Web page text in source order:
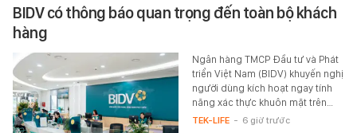
BIDV có thông báo quan trọng đến toàn bộ khách
hàng
Ngân hàng TMCP Đầu tư và Phát
triển Việt Nam (BIDV) khuyến nghị
người dùng kích hoạt ngay tính
năng xác thực khuôn mặt trên…
TEK-LIFE - 6 giờ trước